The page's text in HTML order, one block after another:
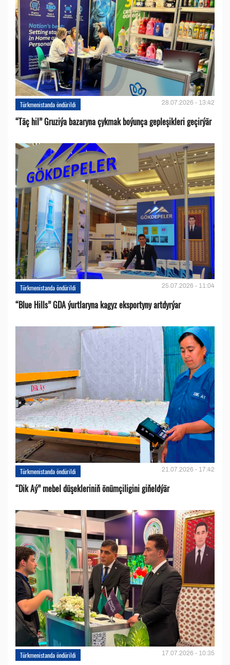
Türkmenistanda öndürildi 28.07.2026 - 13:42
“Täç hil” Gruziýa bazaryna çykmak boýunça gepleşikleri geçirýär
Türkmenistanda öndürildi 25.07.2026 - 11:04
“Blue Hills” GDA ýurtlaryna kagyz eksportyny artdyrýar
Türkmenistanda öndürildi 21.07.2026 - 17:42
“Dik Aý” mebel düşekleriniň önümçiligini giňeldýär
Türkmenistanda öndürildi 17.07.2026 - 10:35